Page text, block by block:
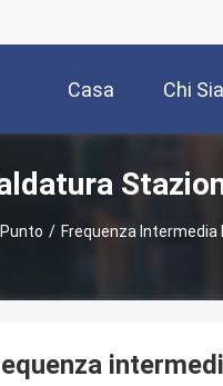
Casa Chi
/ Frequenza Intermedia